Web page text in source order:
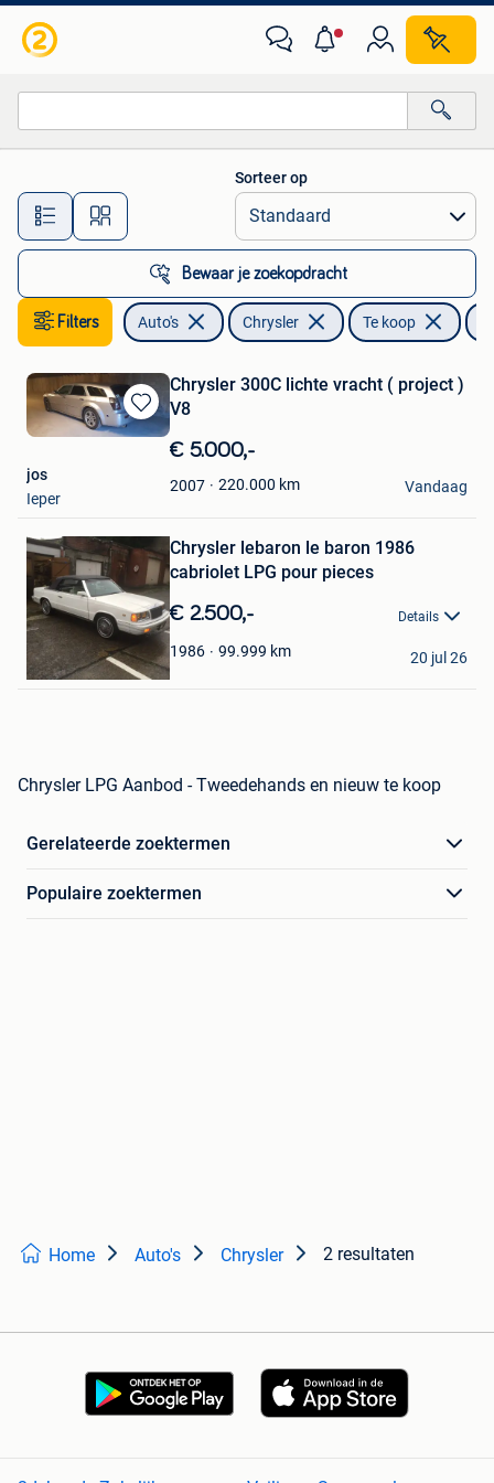
Alle afstanden…
Sorteer op
Bewaar je zoekopdracht
Filters Auto's Chrysler Te koop
Bewaren
in
Favorieten
Chrysler 300C lichte vracht ( project )
V8
€ 5.000,-
2007 220.000 km
jos
Ieper
Vandaag
Mijn
Favorieten
Chrysler lebaron le baron 1986
cabriolet LPG pour pieces
€ 2.500,- Details
1986 99.999 km
Iandy
Chatelet
20 jul 26
Chrysler LPG Aanbod - Tweedehands en nieuw te koop
Gerelateerde zoektermen
Populaire zoektermen
Home Auto's Chrysler 2 resultaten